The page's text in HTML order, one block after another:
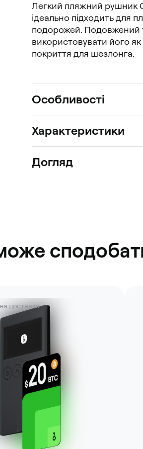
Легкий пляжний рушник
ідеально підходить для
подорожей. Подовжений
використовувати його як
покриття для шезлонга.
Особливості
Характеристики
Догляд
доставка